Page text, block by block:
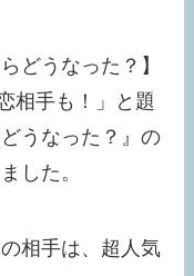
どうなった？】
相手も！」と題
うなった？』の
した。
相手は、超人気